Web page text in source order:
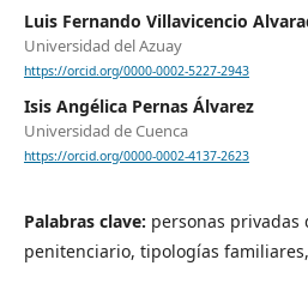
Luis Fernando Villavicencio
Universidad del Azuay
https://orcid.org/0000-0002-5227-2943
Isis Angélica Pernas Álvarez
Universidad de Cuenca
https://orcid.org/0000-0002-4137-2623
Palabras clave: personas
penitenciario, tipologías